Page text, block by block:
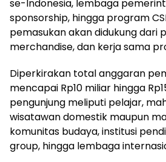
se-Indonesia, lembaga
sponsorship, hingga program
pemasukan akan didukung dari
merchandise, dan kerja sama
Diperkirakan total anggaran
mencapai Rp10 miliar hingga
pengunjung meliputi pelajar,
wisatawan domestik maupun
komunitas budaya, institusi
group, hingga lembaga